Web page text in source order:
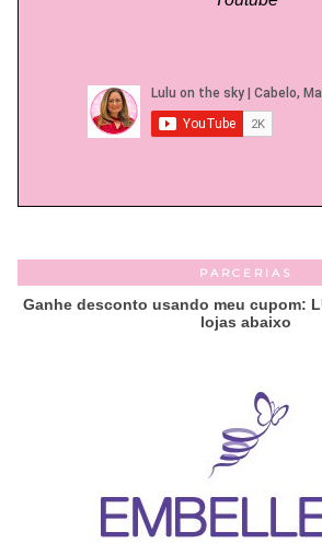
PARCERIAS
Ganhe desconto usando meu cupom:
lojas abaixo